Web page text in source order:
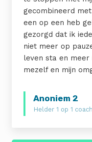
gecombineerd
een op een heb
gezorgd dat ik
niet meer op
leven sta en
mezelf en mijn
Anoniem 2
Helder 1 op 1